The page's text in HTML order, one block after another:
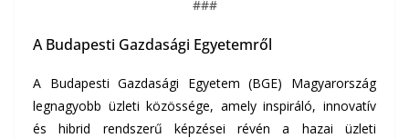
###
A Budapesti Gazdasági Egyetemről
A Budapesti Gazdasági Egyetem (BGE) Magyarország
legnagyobb üzleti közössége, amely inspiráló, innovatív
és hibrid rendszerű képzései révén a hazai üzleti